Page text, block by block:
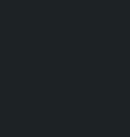
उपभोक्ता
सामुदायिक वन
सातमध्ये दुईजना
परिचय खुलाउन